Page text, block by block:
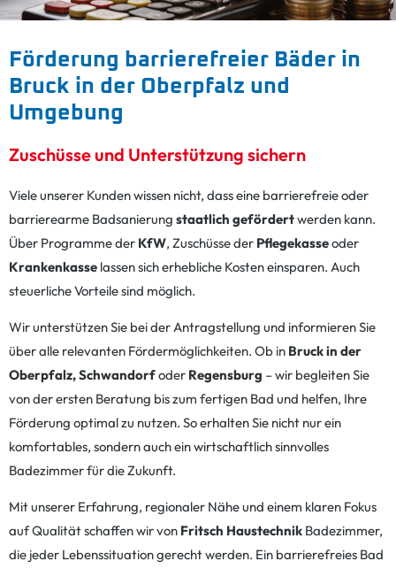
Förderung barrierefreier Bäder in
Bruck in der Oberpfalz und
Umgebung
Zuschüsse und Unterstützung sichern
Viele unserer Kunden wissen nicht, dass eine barrierefreie oder
barrierearme Badsanierung staatlich gefördertwerden kann.
Über Programme der KfW, Zuschüsse der Pflegekasseoder
Krankenkasse lassen sich erhebliche Kosten einsparen. Auch
steuerliche Vorteile sind möglich.
Wir unterstützen Sie bei der Antragstellung und informieren Sie
über alle relevanten Fördermöglichkeiten. Ob in Bruck in der
Oberpfalz, Schwandorfoder Regensburg – wir begleiten Sie
von der ersten Beratung bis zum fertigen Bad und helfen, Ihre
Förderung optimal zu nutzen. So erhalten Sie nicht nur ein
komfortables, sondern auch ein wirtschaftlich sinnvolles
Badezimmer für die Zukunft.
Mit unserer Erfahrung, regionaler Nähe und einem klaren Fokus
auf Qualität schaffen wir von Fritsch Haustechnik Badezimmer,
die jeder Lebenssituation gerecht werden. Ein barrierefreies Bad